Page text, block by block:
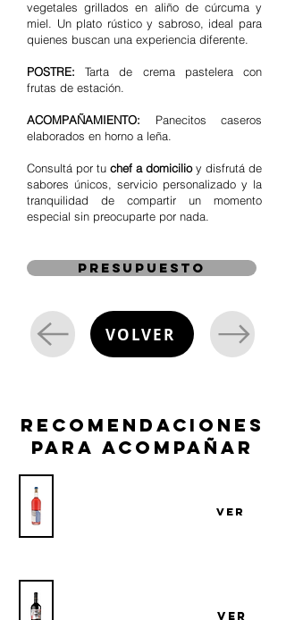
vegetales grillados en aliño de cúrcuma y
miel. Un plato rústico y sabroso, ideal para
quienes buscan una experiencia diferente.
POSTRE: Tarta de crema pastelera con
frutas de estación.
ACOMPAÑAMIENTO: Panecitos caseros
elaborados en horno a leña.
Consultá por tu chef a domicilioy disfrutá de
sabores únicos, servicio personalizado y la
tranquilidad de compartir un momento
especial sin preocuparte por nada.
presupuesto
VOLVER
recomendaciones
para acompañar
VER
VER